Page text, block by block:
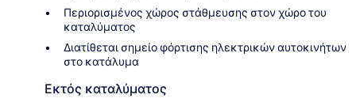
Περιορισμένος χώρος στάθμευσης στον χώρο του
καταλύματος
Διατίθεται σημείο φόρτισης ηλεκτρικών αυτοκινήτων
στο κατάλυμα
Εκτός καταλύματος